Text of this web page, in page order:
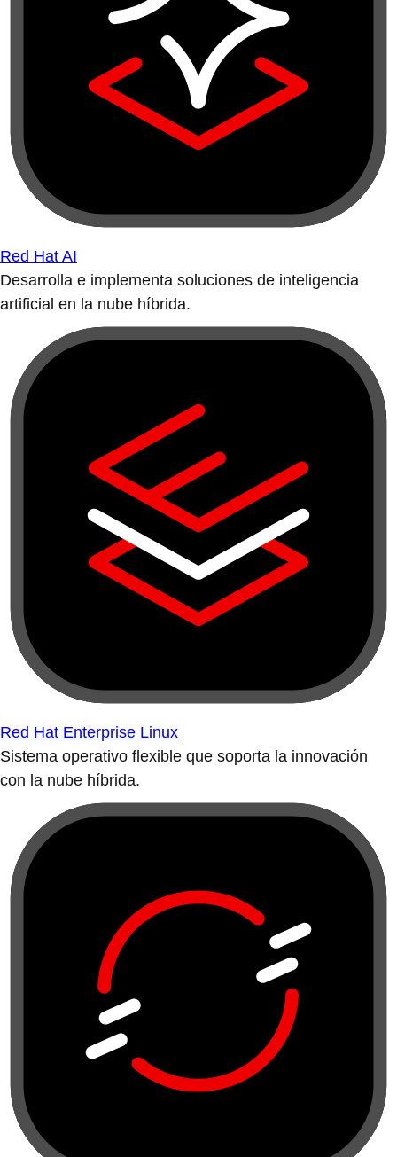
Red Hat AI
Desarrolla e implementa soluciones de inteligencia
artificial en la nube híbrida.
Red Hat Enterprise Linux
Sistema operativo flexible que soporta la innovación
con la nube híbrida.